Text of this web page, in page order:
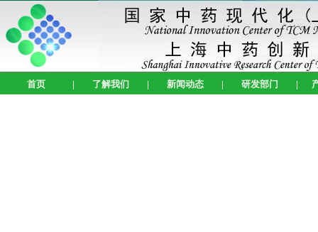
首页 | 了解我们 | 新闻动态 | 研发部门 |